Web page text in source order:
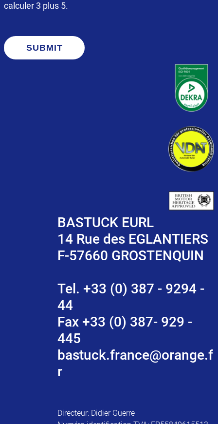
calculer 3 plus 5.
SUBMIT
BASTUCK EURL
14 Rue des EGLANTIERS
F-57660 GROSTENQUIN
Tel. +33 (0) 387 - 9294 -
44
Fax +33 (0) 387- 929 -
445
bastuck.france@orange.f
r
Directeur: Didier Guerre